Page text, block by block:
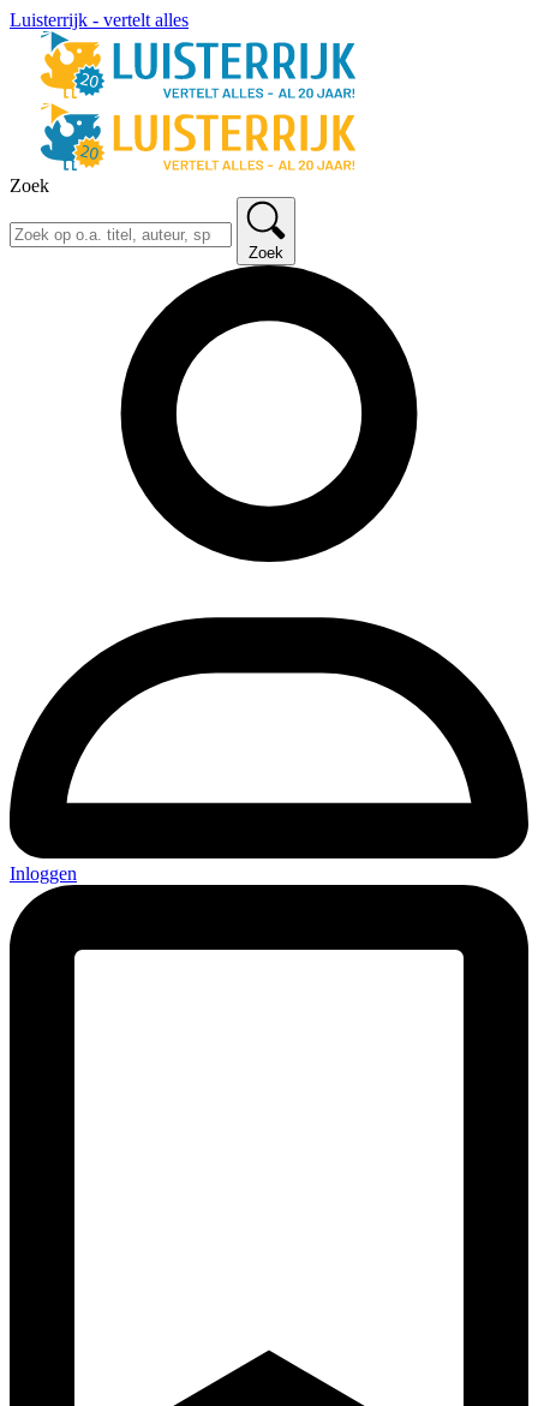
Luisterrijk - vertelt alles
Zoek
Zoek
Inloggen